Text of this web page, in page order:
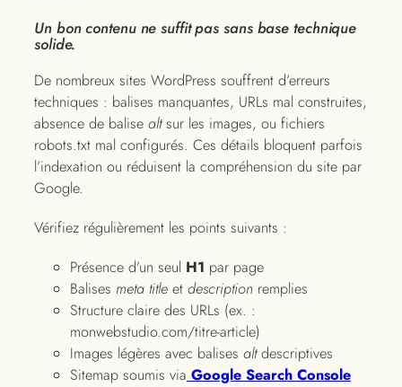
Un bon contenu ne suffit pas sans base technique
solide.
De nombreux sites WordPress souffrent d’erreurs
techniques : balises manquantes, URLs mal construites,
absence de balise altsur les images, ou fichiers
robots.txt mal configurés. Ces détails bloquent parfois
l’indexation ou réduisent la compréhension du site par
Google.
Vérifiez régulièrement les points suivants :
Présence d’un seul H1 par page
Balises meta title et description remplies
Structure claire des URLs (ex. :
monwebstudio.com/titre-article)
Images légères avec balises altdescriptives
Sitemap soumis via Google Search Console